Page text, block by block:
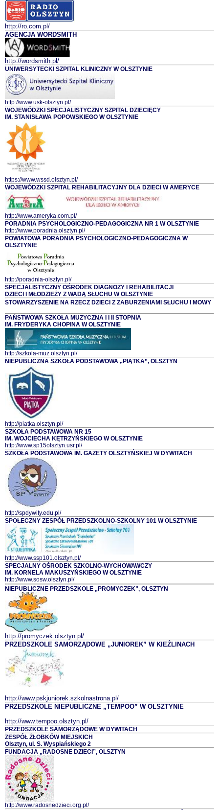
http://ro.com.pl/
AGENCJA WORDSMITH
http://wordsmith.pl/
UNIWERSYTECKI SZPITAL KLINICZNY W OLSZTYNIE
http://www.usk-olsztyn.pl/
WOJEWÓDZKI SPECJALISTYCZNY SZPITAL DZIECIĘCY
IM. STANISŁAWA POPOWSKIEGO W OLSZTYNIE
https://www.wssd.olsztyn.pl/
WOJEWÓDZKI SZPITAL REHABILITACYJNY DLA DZIECI W AMERYCE
http://www.ameryka.com.pl/
PORADNIA PSYCHOLOGICZNO-PEDAGOGICZNA NR 1 W OLSZTYNIE
http://www.poradnia.olsztyn.pl/
POWIATOWA PORADNIA PSYCHOLOGICZNO-PEDAGOGICZNA W
OLSZTYNIE
http://poradnia-olsztyn.pl/
SPECJALISTYCZNY OŚRODEK DIAGNOZY I REHABILITACJI
DZIECI I MŁODZIEŻY Z WADĄ SŁUCHU W OLSZTYNIE
STOWARZYSZENIE NA RZECZ DZIECI Z ZABURZENIAMI SŁUCHU I MOWY
PAŃSTWOWA SZKOŁA MUZYCZNA I I II STOPNIA
IM. FRYDERYKA CHOPINA W OLSZTYNIE
http://szkola-muz.olsztyn.pl/
NIEPUBLICZNA SZKOŁA PODSTAWOWA „PIĄTKA”, OLSZTYN
http://piatka.olsztyn.pl/
SZKOŁA PODSTAWOWA NR 15
IM. WOJCIECHA KĘTRZYŃSKIEGO W OLSZTYNIE
http://www.sp15olsztyn.usr.pl/
SZKOŁA PODSTAWOWA IM. GAZETY OLSZTYŃSKIEJ W DYWITACH
http://spdywity.edu.pl/
SPOŁECZNY ZESPÓŁ PRZEDSZKOLNO-SZKOLNY 101 W OLSZTYNIE
http://www.ssp101.olsztyn.pl/
SPECJALNY OŚRODEK SZKOLNO-WYCHOWAWCZY
IM. KORNELA MAKUSZYŃSKIEGO W OLSZTYNIE
http://www.sosw.olsztyn.pl/
NIEPUBLICZNE PRZEDSZKOLE „PROMYCZEK”, OLSZTYN
http://promyczek.olsztyn.pl/
PRZEDSZKOLE SAMORZĄDOWE „JUNIOREK” W KIEŹLINACH
http://www.pskjuniorek.szkolnastrona.pl/
PRZEDSZKOLE NIEPUBLICZNE „TEMPOO” W OLSZTYNIE
http://www.tempoo.olsztyn.pl/
PRZEDSZKOLE SAMORZĄDOWE W DYWITACH
ZESPÓŁ ŻŁOBKÓW MIEJSKICH
Olsztyn, ul. S. Wyspiańskiego 2
FUNDACJA „RADOSNE DZIECI ”, OLSZTYN
http://www.radosnedzieci.org.pl/